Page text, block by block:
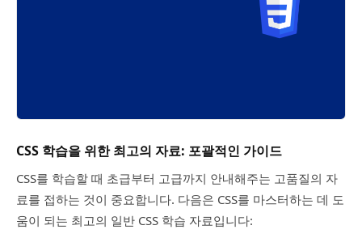
CSS 학습을 위한 최고의 자료: 포괄적인 가이드
CSS를 학습할 때 초급부터 고급까지 안내해주는 고품질의 자
료를 접하는 것이 중요합니다. 다음은 CSS를 마스터하는 데 도
움이 되는 최고의 일반 CSS 학습 자료입니다: